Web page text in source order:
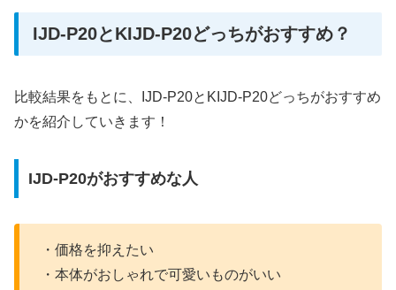
IJD-P20とKIJD-P20どっちがおすすめ？
比較結果をもとに、IJD-P20とKIJD-P20どっちがおすすめ
かを紹介していきます！
IJD-P20がおすすめな人
・価格を抑えたい
・本体がおしゃれで可愛いものがいい